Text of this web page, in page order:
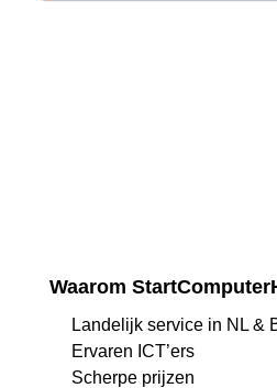
Waarom
Landelijk service in NL &
Ervaren ICT’ers
Scherpe prijzen